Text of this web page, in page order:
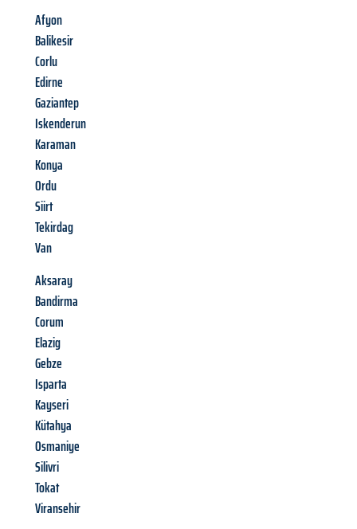
Afyon
Balikesir
Corlu
Edirne
Gaziantep
Iskenderun
Karaman
Konya
Ordu
Siirt
Tekirdag
Van
Aksaray
Bandirma
Corum
Elazig
Gebze
Isparta
Kayseri
Kütahya
Osmaniye
Silivri
Tokat
Viransehir